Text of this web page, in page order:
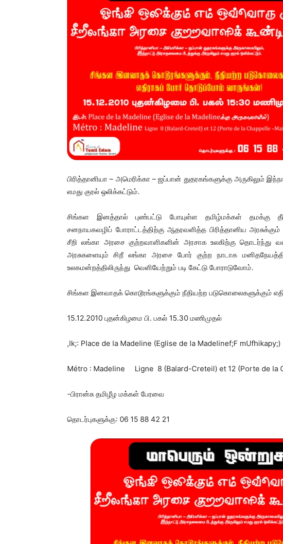
பிரித்தானியா – அமெரிக்கா – ஜப்பான் துதரகங்களுக்கு அருகிலும்
எமது குரல் ஒலிக்கட்டும்.
சிங்கள இனத்தால் புண்பட்டு போயுள்ள தமிழ்மக்கள் தமக்கு
சனநாயகவழிப் போராட்டத்திற்கு ஆதரவளித்த பிரித்தானிய அரசுக்கும்
சீறி லங்கா அரசை குற்றவாளிகளின் அரசாக உலகிற்கு தொடர்ந்து
அரசுகளையும் சிறீ லங்கா அரசை போர் குற்ற நாடாக
உலகமன்றத்திலிருந்து வெளியேற்றும் படி கேட்டு போராடுவோம்.
சிங்கள இனவாதக் கொடூரங்களுக்கும் நீதியற்ற படுகொலைகளுக்கும்
15.12.2010 புதன்கிழமை பி. பகல் 15.30 மணிமுதல்
,lk;: Place de la Madeline (Eglise de la Madelinef;F mUfhikapy;)
Métro : Madeline Ligne 8 (Balard-Creteil) et 12 (Porte de la
-பிரான்சு தமிழீழ மக்கள் பேரவை
தொடர்புகளுக்கு: 06 15 88 42 21